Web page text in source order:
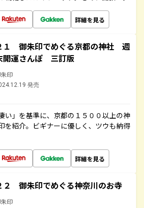
詳細を見る
１ 御朱印でめぐる京都の神社 週
開運さんぽ 三訂版
印
発売
い」を基準に、京都の１５００以上の神
を紹介。ビギナーに優しく、ツウも納得
詳細を見る
２ 御朱印でめぐる神奈川のお寺
印